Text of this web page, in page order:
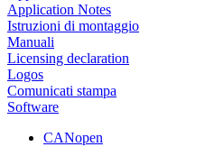
Application Notes
Istruzioni di montaggio
Manuali
Licensing declaration
Logos
Comunicati stampa
Software
CANopen